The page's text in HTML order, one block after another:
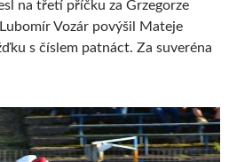
na třetí příčku za Grzegorze
Vozár povýšil Mateje
s číslem patnáct. Za suveréna